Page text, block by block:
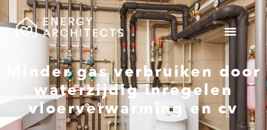
Minder gas verbruiken door
waterzijdig inregelen
vloerverwarming en cv